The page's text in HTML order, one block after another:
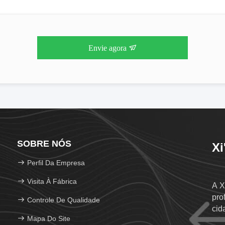
Envie agora
SOBRE NÓS
Perfil Da Empresa
Visita À Fábrica
Controle De Qualidade
Mapa Do Site
A